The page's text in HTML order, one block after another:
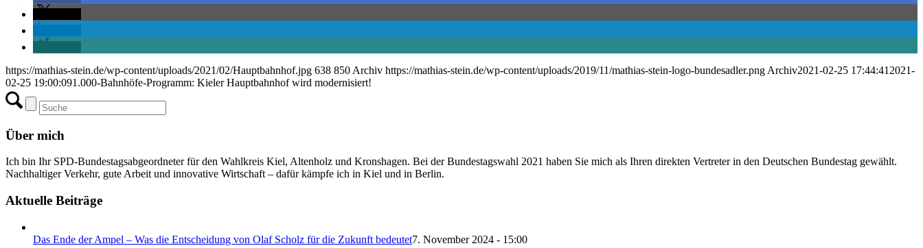
https://mathias-stein.de/wp-content/uploads/2021/02/Hauptbahnhof.jpg 638 850 Archiv https://mathias-stein.de/wp-content/uploads/2019/11/mathias-stein-logo-bundesadler.png Archiv2021-02-25 17:44:41 2021-
02-25 19:00:091.000-Bahnhöfe-Programm: Kieler Hauptbahnhof wird modernisiert!
Über mich
Ich bin Ihr SPD-Bundestagsabgeordneter für den Wahlkreis Kiel, Altenholz und Kronshagen. Bei der Bundestagswahl 2021 haben Sie mich als Ihren direkten Vertreter in den Deutschen Bundestag gewählt.
Nachhaltiger Verkehr, gute Arbeit und innovative Wirtschaft – dafür kämpfe ich in Kiel und in Berlin.
Aktuelle Beiträge
Das Ende der Ampel – Was die Entscheidung von Olaf Scholz für die Zukunft bedeutet7. November 2024 - 15:00